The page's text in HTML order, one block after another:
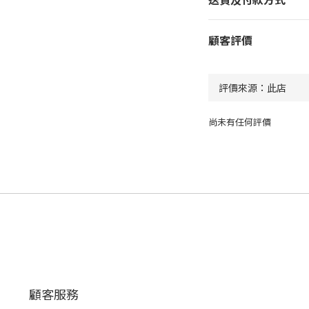
顧客評價
尚未有任何評價
顧客服務